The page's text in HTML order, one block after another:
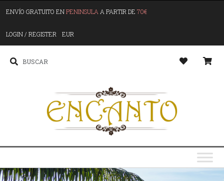
ENVÍO GRATUITO ENPENINSULA A PARTIR DE 70€
LOGIN / REGISTER EUR